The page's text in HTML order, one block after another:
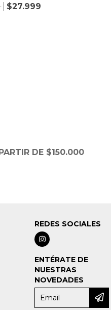
$27.999
DE $150.000
REDES SOCIALES
ENTÉRATE DE
NUESTRAS
NOVEDADES